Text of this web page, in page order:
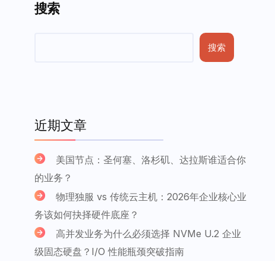
搜索
搜索
近期文章
美国节点：圣何塞、洛杉矶、达拉斯谁适合你
的业务？
物理独服 vs 传统云主机：2026年企业核心业
务该如何抉择硬件底座？
高并发业务为什么必须选择 NVMe U.2 企业
级固态硬盘？I/O 性能瓶颈突破指南